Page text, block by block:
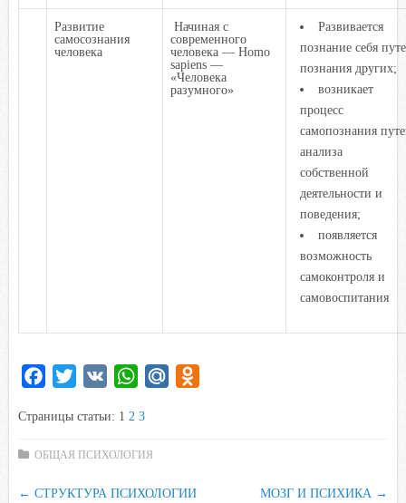
Развитие
самосознания
человека
Начиная с
современного
человека — Homo
sapiens —
«Человека
разумного»
Развивается
познание себя
познания других;
возникает
процесс
самопознания
анализа
собственной
деятельности и
поведения;
появляется
возможность
самоконтроля и
самовоспитания
c
o
i
e
W
a
A
R
Страницы статьи: 1 2 3
ОБЩАЯ ПСИХОЛОГИЯ
← СТРУКТУРА ПСИХОЛОГИИ МОЗГ И ПСИХИКА →